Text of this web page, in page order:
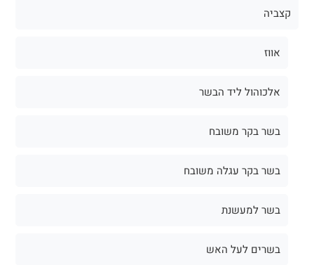
קצביה
אווז
אלכוהול ליד הבשר
בשר בקר משובח
בשר בקר עגלה משובח
בשר למעשנת
בשרים לעל האש